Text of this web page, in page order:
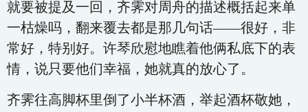
就要被提及一回，齐霁对周舟的描述概括起来单
一枯燥吗，翻来覆去都是那几句话——很好，非
常好，特别好。许琴欣慰地瞧着他俩私底下的表
情，说只要他们幸福，她就真的放心了。
齐霁往高脚杯里倒了小半杯酒，举起酒杯敬她，